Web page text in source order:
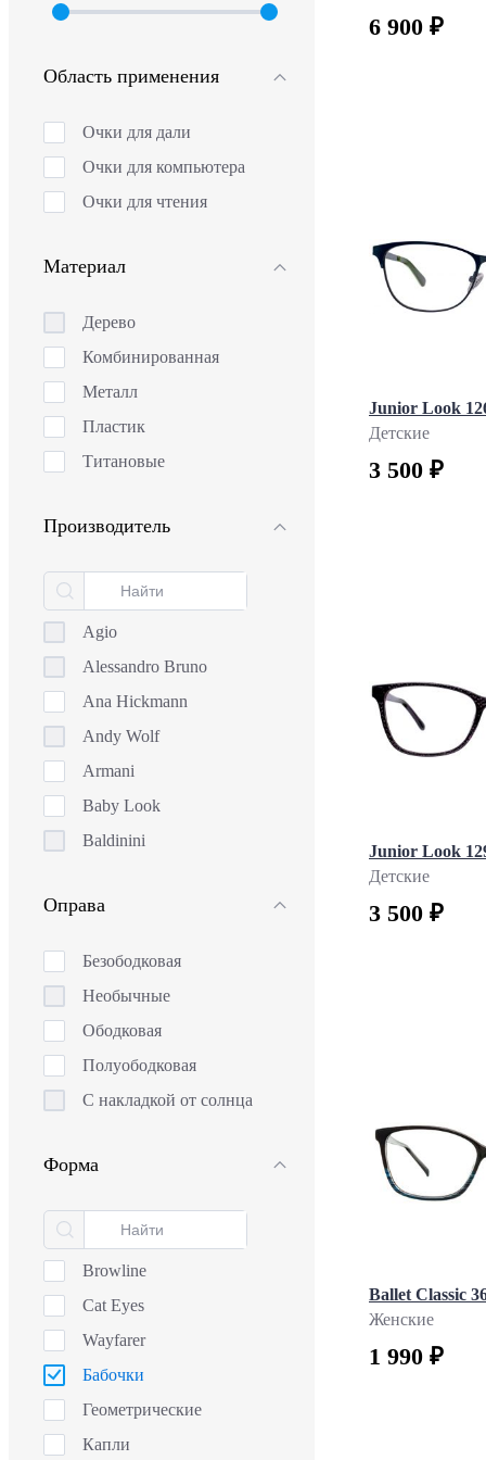
Область применения
Очки для дали
Очки для компьютера
Очки для чтения
Материал
Дерево
Комбинированная
Металл
Пластик
Титановые
Производитель
Agio
Alessandro Bruno
Ana Hickmann
Andy Wolf
Armani
Baby Look
Baldinini
Ballet Extra
Brevno
Оправа
Безободковая
Необычные
Ободковая
Полуободковая
С накладкой от солнца
Форма
Browline
Cat Eyes
Wayfarer
Бабочки
Геометрические
Капли
6 900 ₽
Junior Look
Детские
3 500 ₽
Junior Look
Детские
3 500 ₽
Ballet Classic
Женские
1 990 ₽